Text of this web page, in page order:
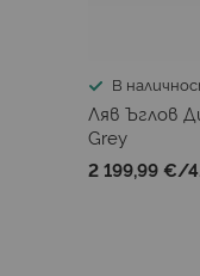
В
Ляв Ъглов
Grey
2 199,99 €/